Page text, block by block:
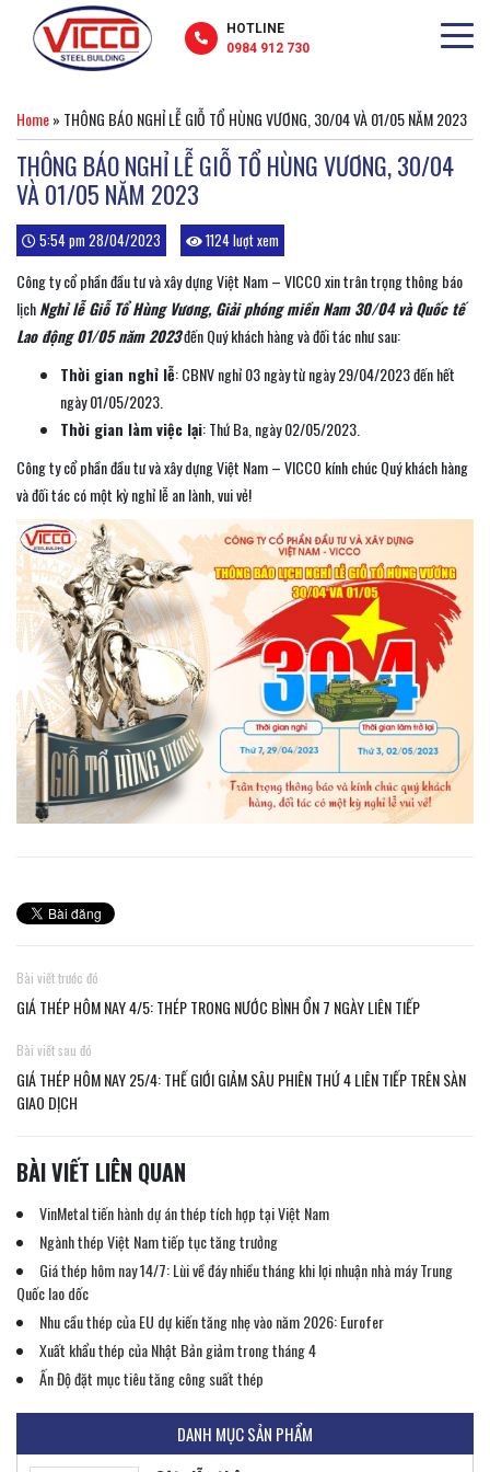
HOTLINE
0984 912 730
Home» THÔNG BÁO NGHỈ LỄ GIỖ TỔ HÙNG VƯƠNG, 30/04 VÀ 01/05 NĂM 2023
THÔNG BÁO NGHỈ LỄ GIỖ TỔ HÙNG VƯƠNG, 30/04
VÀ 01/05 NĂM 2023
5:54 pm 28/04/2023 1124 lượt xem
Công ty cổ phần đầu tư và xây dựng Việt Nam – VICCO xin trân trọng thông báo
lịchNghỉ lễ Giỗ Tổ Hùng Vương, Giải phóng miền Nam 30/04 và Quốc tế
Lao động 01/05 năm 2023đến Quý khách hàng và đối tác như sau:
Thời gian nghỉ lễ: CBNV nghỉ 03 ngày từ ngày 29/04/2023 đến hết
ngày 01/05/2023.
Thời gian làm việc lại: Thứ Ba, ngày 02/05/2023.
Công ty cổ phần đầu tư và xây dựng Việt Nam – VICCO kính chúc Quý khách hàng
và đối tác có một kỳ nghỉ lễ an lành, vui vẻ!
Bài viết trước đó
GIÁ THÉP HÔM NAY 4/5: THÉP TRONG NƯỚC BÌNH ỔN 7 NGÀY LIÊN TIẾP
Bài viết sau đó
GIÁ THÉP HÔM NAY 25/4: THẾ GIỚI GIẢM SÂU PHIÊN THỨ 4 LIÊN TIẾP TRÊN SÀN
GIAO DỊCH
BÀI VIẾT LIÊN QUAN
VinMetal tiến hành dự án thép tích hợp tại Việt Nam
Ngành thép Việt Nam tiếp tục tăng trưởng
Giá thép hôm nay 14/7: Lùi về đáy nhiều tháng khi lợi nhuận nhà máy Trung
Quốc lao dốc
Nhu cầu thép của EU dự kiến ​​tăng nhẹ vào năm 2026: Eurofer
Xuất khẩu thép của Nhật Bản giảm trong tháng 4
Ấn Độ đặt mục tiêu tăng công suất thép
DANH MỤC SẢN PHẨM
Khung thép tiền chế
Liên hệ